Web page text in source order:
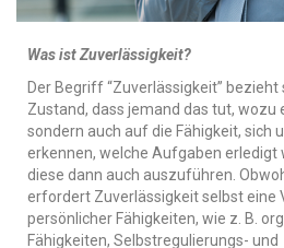
Was ist Zuverlässigkeit?
Der Begriff “Zuverlässigkeit”
Zustand, dass jemand das tut,
sondern auch auf die Fähigkeit, sich
erkennen, welche Aufgaben erledigt
diese dann auch auszuführen.
erfordert Zuverlässigkeit selbst eine
persönlicher Fähigkeiten, wie z. B.
Fähigkeiten, Selbstregulierungs- und